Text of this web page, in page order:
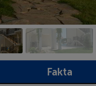
Fakta